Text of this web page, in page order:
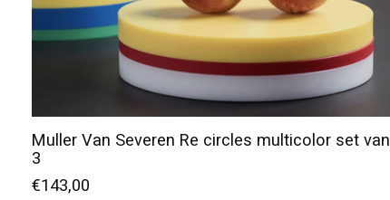
Muller Van Severen Re circles multicolor set van
3
€143,00